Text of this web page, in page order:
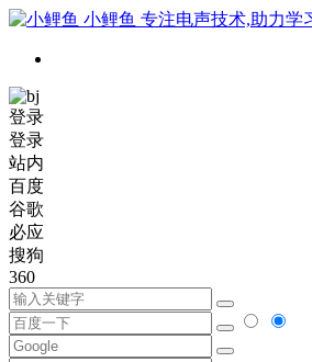
小鲤鱼 专注电声技术,助力学
登录
登录
站内
百度
谷歌
必应
搜狗
360